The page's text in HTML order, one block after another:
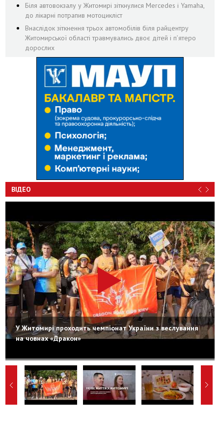
Біля автовокзалу у Житомирі зіткнулися Mercedes і Yamaha,
до лікарні потрапив мотоцикліст
Внаслідок зіткнення трьох автомобілів біля райцентру
Житомирської області травмувались двоє дітей і пʼятеро
дорослих
ВІДЕО
У Житомирі проходить чемпіонат України з веслування
на човнах «Дракон»